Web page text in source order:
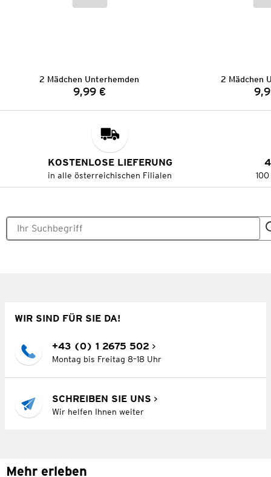
2 Mädchen Unterhemden
Preis:
9,99 €
2 Mädchen
KOSTENLOSE LIEFERUNG
in alle österreichischen Filialen
WIR SIND FÜR SIE DA!
+43 (0) 1 2675 502
Montag bis Freitag 8–18 Uhr
SCHREIBEN SIE UNS
Wir helfen Ihnen weiter
Mehr erleben